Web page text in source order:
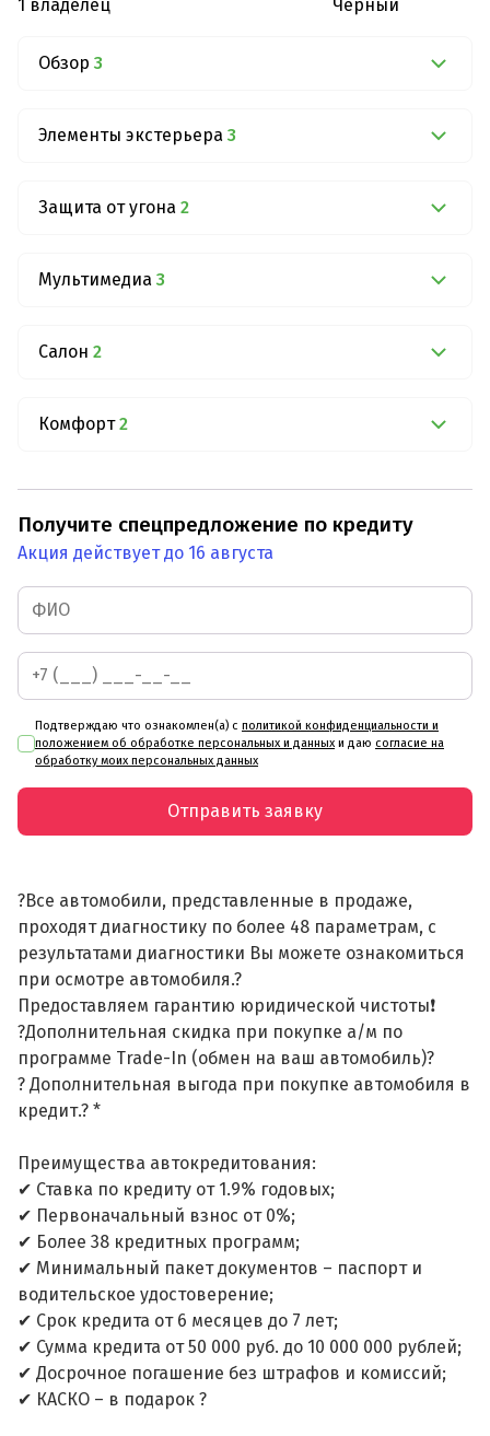
1 владелец Черный
Обзор 3
Элементы экстерьера 3
Защита от угона 2
Мультимедиа 3
Салон 2
Комфорт 2
Получите спецпредложение по кредиту
Акция действует до 16 августа
Подтверждаю что ознакомлен(а) с политикой конфиденциальности и
положением об обработке персональных и данных и даю согласие на
обработку моих персональных данных
Отправить заявку
?Все автомобили, представленные в продаже,
проходят диагностику по более 48 параметрам, с
результатами диагностики Вы можете ознакомиться
при осмотре автомобиля.?
Предоставляем гарантию юридической чистоты❗
?Дополнительная скидка при покупке а/м по
программе Trade-In (обмен на ваш автомобиль)?
? Дополнительная выгода при покупке автомобиля в
кредит.? *
Преимущества автокредитования:
✔ Ставка по кредиту от 1.9% годовых;
✔ Первоначальный взнос от 0%;
✔ Более 38 кредитных программ;
✔ Минимальный пакет документов – паспорт и
водительское удостоверение;
✔ Срок кредита от 6 месяцев до 7 лет;
✔ Сумма кредита от 50 000 руб. до 10 000 000 рублей;
✔ Досрочное погашение без штрафов и комиссий;
✔ КАСКО – в подарок ?